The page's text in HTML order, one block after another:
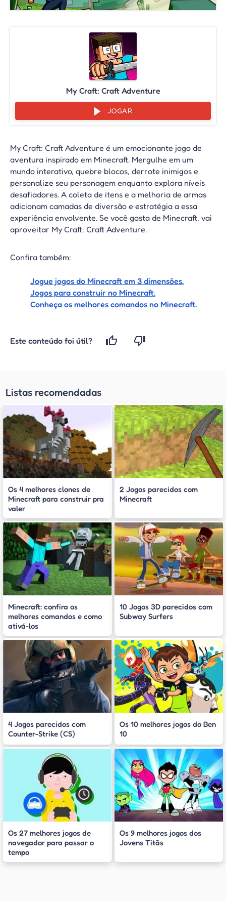
My Craft: Craft Adventure
JOGAR
My Craft: Craft Adventure é um emocionante jogo de
aventura inspirado em Minecraft. Mergulhe em um
mundo interativo, quebre blocos, derrote inimigos e
personalize seu personagem enquanto explora níveis
desafiadores. A coleta de itens e a melhoria de armas
adicionam camadas de diversão e estratégia a essa
experiência envolvente. Se você gosta de Minecraft, vai
aproveitar My Craft: Craft Adventure.
Confira também:
Jogue jogos do Minecraft em 3 dimensões.
Jogos para construir no Minecraft.
Conheça os melhores comandos no Minecraft.
Este conteúdo foi útil?
Listas recomendadas
Os 4 melhores clones de
Minecraft para construir pra
valer
2 Jogos parecidos com
Minecraft
Minecraft: confira os
melhores comandos e como
ativá-los
10 Jogos 3D parecidos com
Subway Surfers
4 Jogos parecidos com
Counter-Strike (CS)
Os 10 melhores jogos do Ben
10
Os 27 melhores jogos de
navegador para passar o
tempo
Os 9 melhores jogos dos
Jovens Titãs